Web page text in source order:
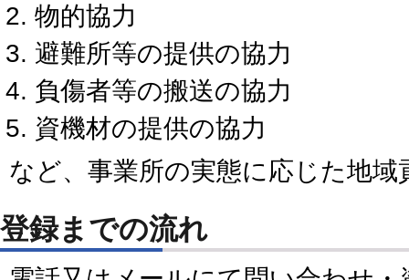
物的協力
避難所等の提供の協力
負傷者等の搬送の協力
資機材の提供の協力
など、事業所の実態に応じた地域
登録までの流れ